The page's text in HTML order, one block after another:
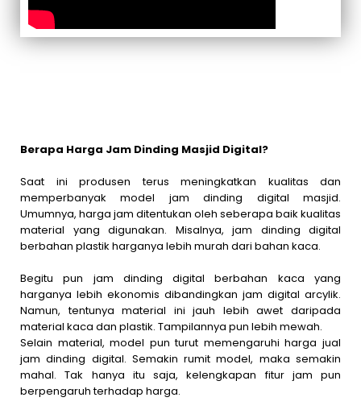
Berapa Harga Jam Dinding Masjid Digital?
Saat ini produsen terus meningkatkan kualitas dan
memperbanyak model jam dinding digital masjid.
Umumnya, harga jam ditentukan oleh seberapa baik kualitas
material yang digunakan. Misalnya, jam dinding digital
berbahan plastik harganya lebih murah dari bahan kaca.
Begitu pun jam dinding digital berbahan kaca yang
harganya lebih ekonomis dibandingkan jam digital arcylik.
Namun, tentunya material ini jauh lebih awet daripada
material kaca dan plastik. Tampilannya pun lebih mewah.
Selain material, model pun turut memengaruhi harga jual
jam dinding digital. Semakin rumit model, maka semakin
mahal. Tak hanya itu saja, kelengkapan fitur jam pun
berpengaruh terhadap harga.